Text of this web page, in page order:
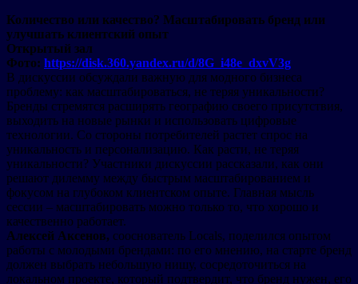
Количество или качество? Масштабировать бренд или
улучшать клиентский опыт
Открытый зал
Фото: https://disk.360.yandex.ru/d/8G_i48e_dxvV3g
В дискуссии обсуждали важную для модного бизнеса
проблему: как масштабироваться, не теряя уникальности?
Бренды стремятся расширять географию своего присутствия,
выходить на новые рынки и использовать цифровые
технологии. Со стороны потребителей растет спрос на
уникальность и персонализацию. Как расти, не теряя
уникальности? Участники дискуссии рассказали, как они
решают дилемму между быстрым масштабированием и
фокусом на глубоком клиентском опыте. Главная мысль
сессии – масштабировать можно только то, что хорошо и
качественно работает.
Алексей Аксенов, сооснователь Locals, поделился опытом
работы с молодыми брендами: по его мнению, на старте бренд
должен выбрать небольшую нишу, сосредоточиться на
локальном проекте, который подтвердит, что бренд нужен, его